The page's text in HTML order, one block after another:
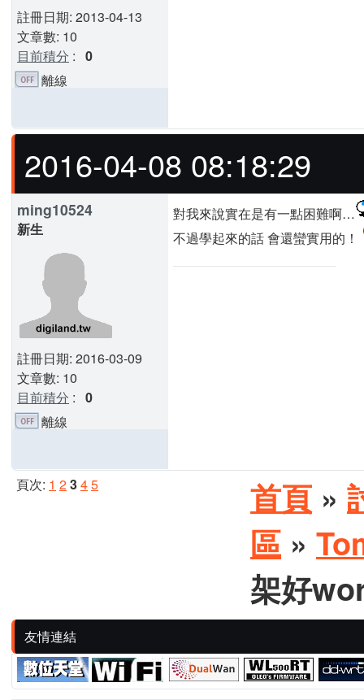
註冊日期: 2013-04-13
文章數: 10
目前積分 : 0
離線
2016-04-08 08:18:29
ming10524
新生
註冊日期: 2016-03-09
文章數: 10
目前積分 : 0
對我來說實在是有一點困難啊…
不過學起來的話 會還蠻實用的！
離線
頁次: 1 2345 首頁 »
區 »
架好
友情連結